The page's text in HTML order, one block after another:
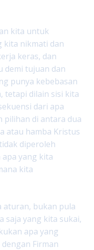
kita untuk
kita nikmati dan
keras, dan
demi tujuan dan
punya kebebasan
tetapi dilain sisi kita
dari apa
pilihan di antara dua
atau hamba Kristus
diperoleh
yang kita
kita
aturan, bukan pula
saja yang kita sukai,
apa yang
Firman